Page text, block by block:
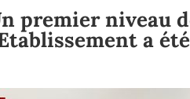
premier niveau
a